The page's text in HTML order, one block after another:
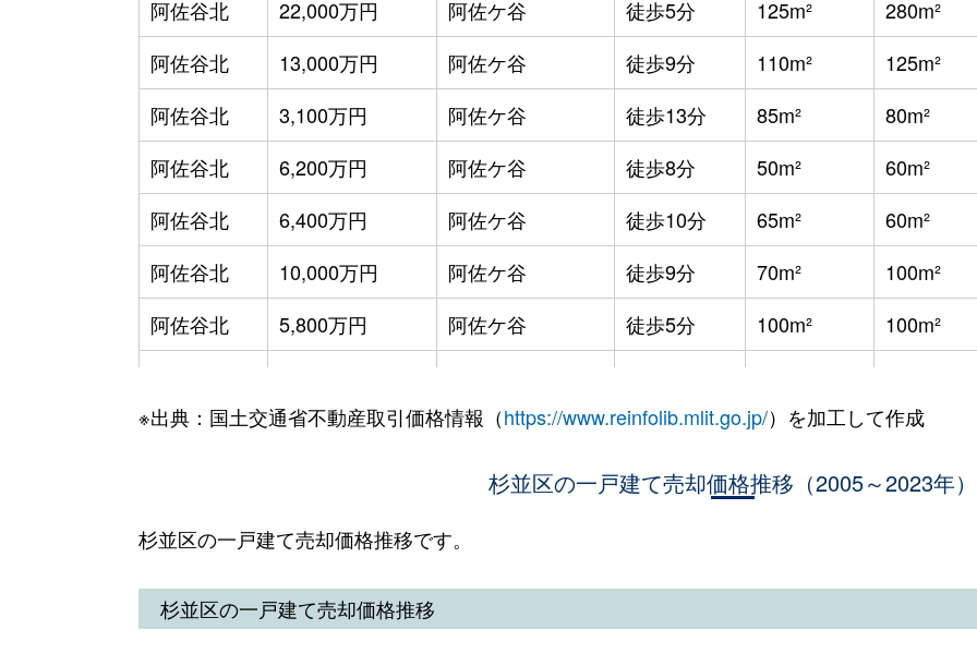
阿佐谷北
22,000万円 阿佐ケ谷 徒歩5分 125m² 280m²
阿佐谷北
13,000万円 阿佐ケ谷 徒歩9分 110m² 125m²
阿佐谷北
3,100万円 阿佐ケ谷 徒歩13分 85m² 80m²
阿佐谷北
6,200万円 阿佐ケ谷 徒歩8分 50m² 60m²
阿佐谷北
6,400万円 阿佐ケ谷 徒歩10分 65m² 60m²
阿佐谷北
10,000万円 阿佐ケ谷 徒歩9分 70m² 100m²
阿佐谷北
5,800万円 阿佐ケ谷 徒歩5分 100m² 100m²
阿佐谷北
14,000万円 阿佐ケ谷 徒歩15分 115m² 190m²
阿佐ケ谷 徒歩8分 210m² 170m²
阿佐谷北
13,000万円 阿佐ケ谷
阿佐谷北
13,000万円 阿佐ケ谷 徒歩13分 165m² 195m²
阿佐谷北
35,000万円 阿佐ケ谷 徒歩6分 410m² 440m²
※出典：国土交通省不動産取引価格情報（https://www.reinfolib.mlit.go.jp/）を加工して作成
杉並区の一戸建て売却価格推移（2005～2023年）
杉並区の一戸建て売却価格推移です。
杉並区の一戸建て売却価格推移